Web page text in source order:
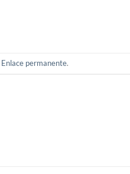
Enlace permanente.